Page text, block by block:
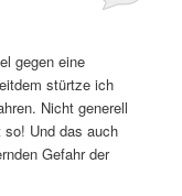
gegen eine
stürtze ich
Nicht generell
Und das auch
Gefahr der